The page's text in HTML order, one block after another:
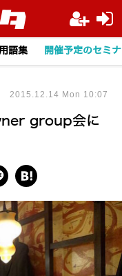
語集 開催予定のセミ
group会に
2015.12.14 Mon 10:07